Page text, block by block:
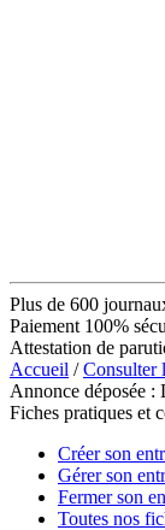
Plus de 600
Paiement 100%
Attestation de
Accueil /Consulter
Annonce déposée
Fiches pratiques et
Créer son
Gérer son
Fermer son
Toutes nos